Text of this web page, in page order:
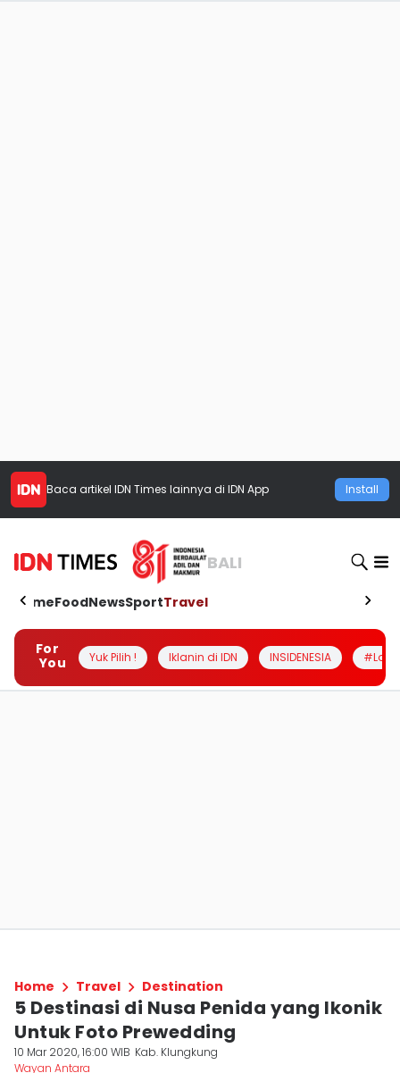
Baca artikel IDN Times lainnya di IDN App Install
BALI
HomeFoodNewsSportTravel
For
You
Yuk Pilih ! Iklanin di IDN INSIDENESIA
Home Travel Destination
5 Destinasi di Nusa Penida yang Ikonik
Untuk Foto Prewedding
10 Mar 2020, 16:00 WIB Kab. Klungkung
Wayan Antara